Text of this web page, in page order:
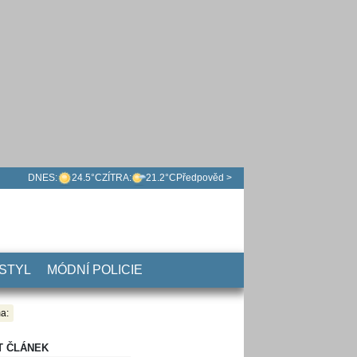
DNES: 24.5°CZÍTRA: 21.2°C Předpověd >
MÓDNÍ POLICIE
ČLÁNEK